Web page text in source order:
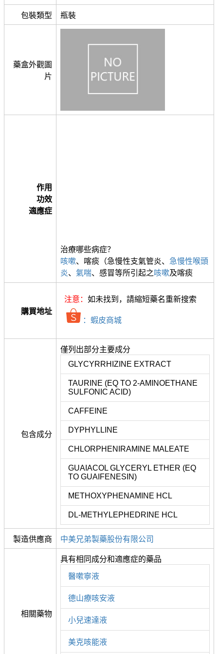
包裝類型 瓶裝
藥盒外觀圖
片
作用
功效
適應症
治療哪些病症？
咳嗽、喀痰（急慢性支氣管炎、 急慢性喉頭
炎、 氣喘、感冒等所引起之 咳嗽及喀痰
購買地址
注意： 如未找到，請縮短藥名重新搜索
：蝦皮商城
包含成分
僅列出部分主要成分
GLYCYRRHIZINE EXTRACT
TAURINE (EQ TO 2-AMINOETHANE
SULFONIC ACID)
CAFFEINE
DYPHYLLINE
CHLORPHENIRAMINE MALEATE
GUAIACOL GLYCERYL ETHER (EQ
TO GUAIFENESIN)
METHOXYPHENAMINE HCL
DL-METHYLEPHEDRINE HCL
製造供應商 中美兄弟製藥股份有限公司
相關藥物
具有相同成分和適應症的藥品
醫嗽寧液
德山療咳安液
小兒速達液
美克咳能液